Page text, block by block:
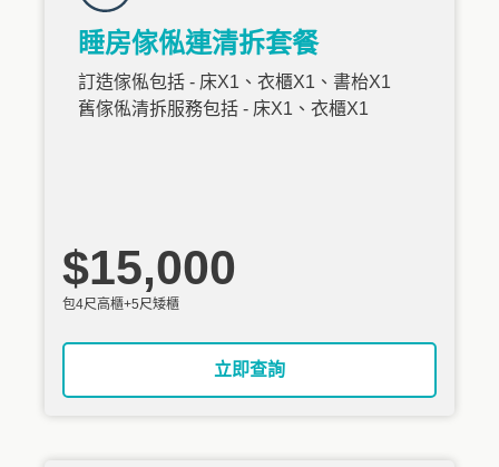
睡房傢俬連清拆套餐
訂造傢俬包括 - 床X1、衣櫃X1、書枱X1
舊傢俬清拆服務包括 - 床X1、衣櫃X1
$15,000
包4尺高櫃+5尺矮櫃
立即查詢